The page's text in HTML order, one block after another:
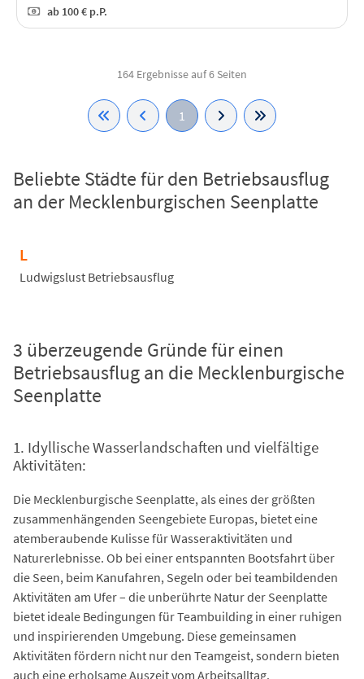
ab100 € p.P.
164 Ergebnisse auf 6 Seiten
1
Beliebte Städte für den Betriebsausflug
an der Mecklenburgischen Seenplatte
L
Ludwigslust Betriebsausflug
3 überzeugende Gründe für einen
Betriebsausflug an die Mecklenburgische
Seenplatte
1. Idyllische Wasserlandschaften und vielfältige
Aktivitäten:
Die Mecklenburgische Seenplatte, als eines der größten
zusammenhängenden Seengebiete Europas, bietet eine
atemberaubende Kulisse für Wasseraktivitäten und
Naturerlebnisse. Ob bei einer entspannten Bootsfahrt über
die Seen, beim Kanufahren, Segeln oder bei teambildenden
Aktivitäten am Ufer – die unberührte Natur der Seenplatte
bietet ideale Bedingungen für Teambuilding in einer ruhigen
und inspirierenden Umgebung. Diese gemeinsamen
Aktivitäten fördern nicht nur den Teamgeist, sondern bieten
auch eine erholsame Auszeit vom Arbeitsalltag.